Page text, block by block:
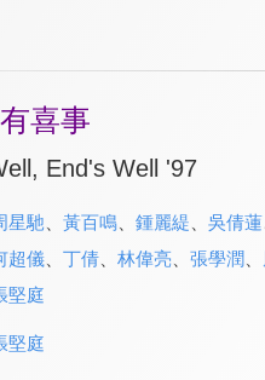
喜事
End's Well '97
星馳 黃百鳴、 鍾麗緹 吳倩蓮
超儀、 丁倩、 林偉亮、 張學潤
堅庭
堅庭